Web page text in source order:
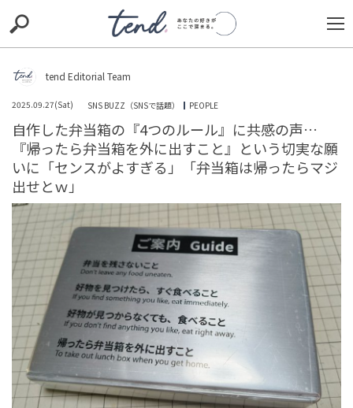
trill nordot RECOMMEND ARENA TOP
中国大使館の「尖閣諸島は中国領土」投稿がSNSで大炎
上！公式発言と国民感情の激しい衝突に見る国際問題の
根深さ
SNS BUZZ（SNSで話題）
tend Editorial Team
tend Editorial Team
2025.09.27(Sat) SNS BUZZ（SNSで話題） PEOPLE
自作した弁当箱の『4つのルール』に共感の声…
『帰ったら弁当箱を外に出すこと』という切実な願
いに「センスがよすぎる」「弁当箱は帰ったらマジ
出せとｗ」